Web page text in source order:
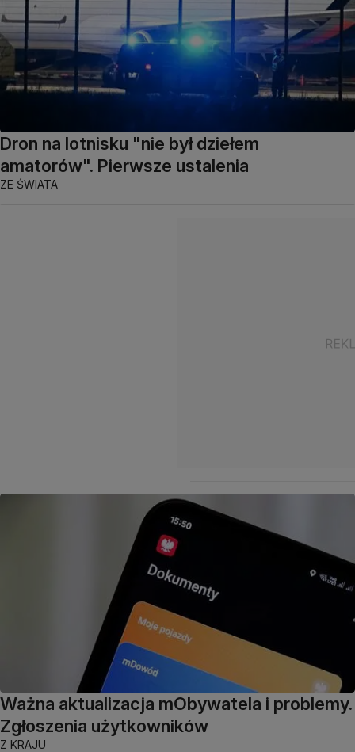
Dron na lotnisku "nie był dziełem
amatorów". Pierwsze ustalenia
ZE ŚWIATA
Ważna aktualizacja mObywatela i problemy.
Zgłoszenia użytkowników
Z KRAJU